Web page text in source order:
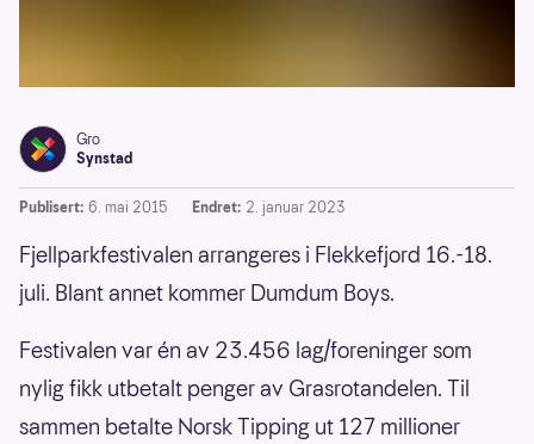
Gro
Synstad
Publisert: 6. mai 2015 Endret: 2. januar 2023
Fjellparkfestivalen arrangeres i Flekkefjord 16.-18.
juli. Blant annet kommer Dumdum Boys.
Festivalen var én av 23.456 lag/foreninger som
nylig fikk utbetalt penger av Grasrotandelen. Til
sammen betalte Norsk Tipping ut 127 millioner